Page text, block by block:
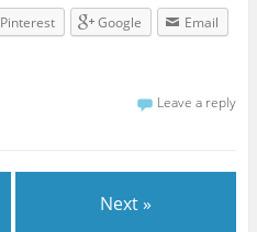
Pinterest Google
Email
Leave a reply
Next »